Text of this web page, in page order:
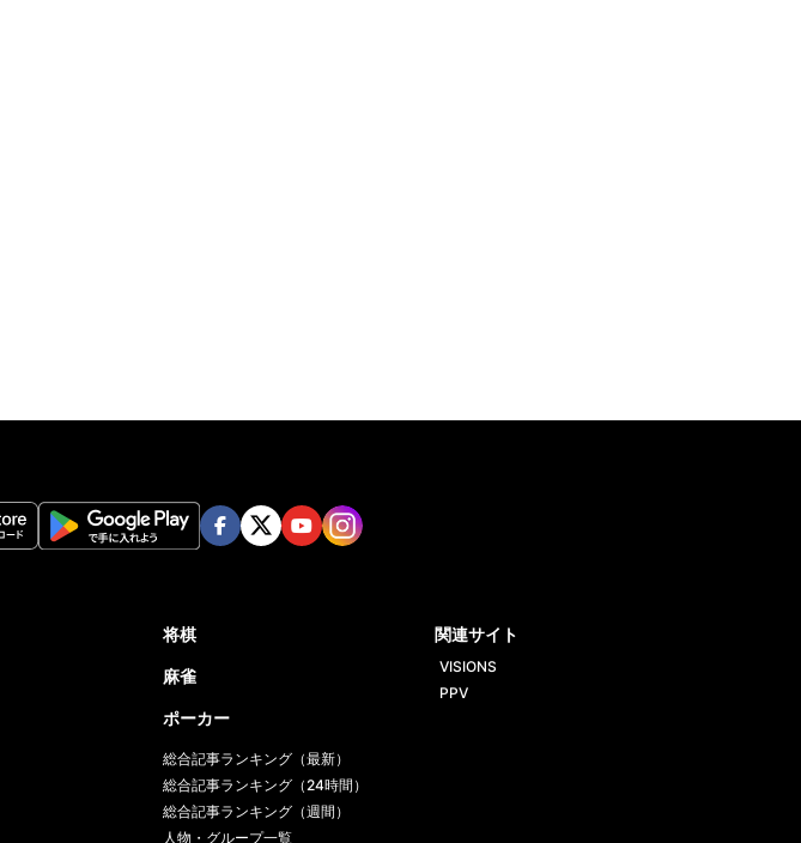
将棋
麻雀
ポーカー
総合記事ランキング（最新）
総合記事ランキング（24時間）
総合記事ランキング（週間）
人物・グループ一覧
関連サイト
VISIONS
PPV